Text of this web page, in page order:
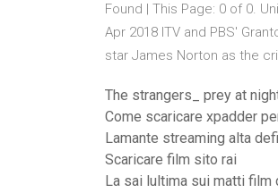
Found | This Page: 0 of 0.
Apr 2018 ITV and PBS'
star James Norton as the
The strangers_ prey at
Come scaricare xpadder
Lamante streaming alta
Scaricare film sito rai
La sai lultima sui matti film